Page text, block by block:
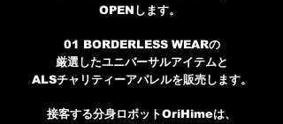
OPENします。
01 BORDERLESS WEARの
厳選したユニバーサルアイテムと
ALSチャリティーアパレルを販売します。
接客する分身ロボットOriHimeは、